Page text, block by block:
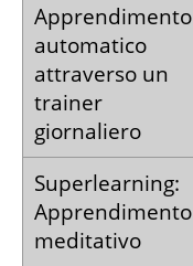
Apprendimento
automatico
attraverso un
trainer
giornaliero
Super­learning:
Apprendimento
meditativo